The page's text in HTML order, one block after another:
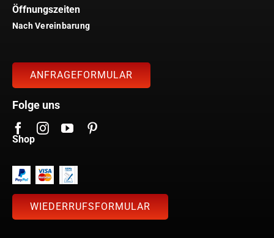
Öffnungszeiten
Nach Vereinbarung
ANFRAGEFORMULAR
Folge uns
Shop
WIEDERRUFSFORMULAR